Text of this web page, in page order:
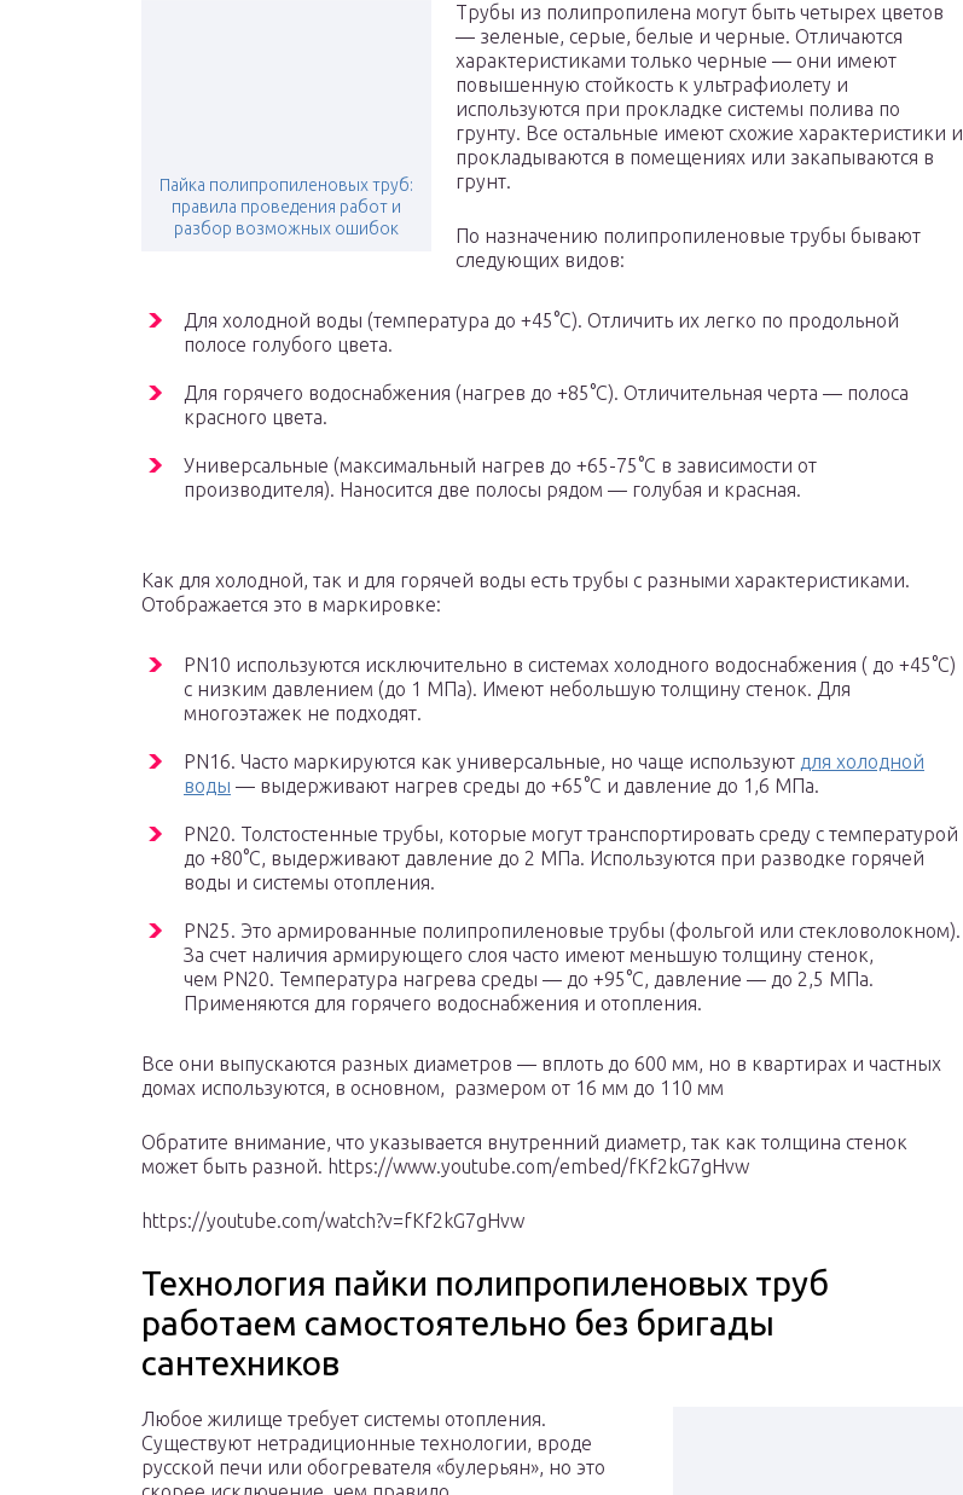
Пайка полипропиленовых труб:
правила проведения работ и
разбор возможных ошибок
Трубы из полипропилена могут быть четырех цветов
— зеленые, серые, белые и черные. Отличаются
характеристиками только черные — они имеют
повышенную стойкость к ультрафиолету и
используются при прокладке системы полива по
грунту. Все остальные имеют схожие характеристики и
прокладываются в помещениях или закапываются в
грунт.
По назначению полипропиленовые трубы бывают
следующих видов:
Для холодной воды (температура до +45°C). Отличить их легко по продольной
полосе голубого цвета.
Для горячего водоснабжения (нагрев до +85°C). Отличительная черта — полоса
красного цвета.
Универсальные (максимальный нагрев до +65-75°C в зависимости от
производителя). Наносится две полосы рядом — голубая и красная.
Как для холодной, так и для горячей воды есть трубы с разными характеристиками.
Отображается это в маркировке:
PN10 используются исключительно в системах холодного водоснабжения ( до +45°C)
с низким давлением (до 1 МПа). Имеют небольшую толщину стенок. Для
многоэтажек не подходят.
PN16. Часто маркируются как универсальные, но чаще используют для холодной
воды — выдерживают нагрев среды до +65°C и давление до 1,6 МПа.
PN20. Толстостенные трубы, которые могут транспортировать среду с температурой
до +80°С, выдерживают давление до 2 МПа. Используются при разводке горячей
воды и системы отопления.
PN25. Это армированные полипропиленовые трубы (фольгой или стекловолокном).
За счет наличия армирующего слоя часто имеют меньшую толщину стенок,
чем PN20. Температура нагрева среды — до +95°C, давление — до 2,5 МПа.
Применяются для горячего водоснабжения и отопления.
Все они выпускаются разных диаметров — вплоть до 600 мм, но в квартирах и частных
домах используются, в основном, размером от 16 мм до 110 мм
Обратите внимание, что указывается внутренний диаметр, так как толщина стенок
может быть разной. https://www.youtube.com/embed/fKf2kG7gHvw
https://youtube.com/watch?v=fKf2kG7gHvw
Технология пайки полипропиленовых труб
работаем самостоятельно без бригады
сантехников
Любое жилище требует системы отопления.
Существуют нетрадиционные технологии, вроде
русской печи или обогревателя «булерьян», но это